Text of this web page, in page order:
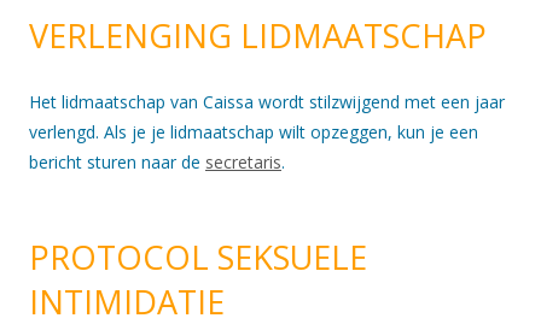
VERLENGING LIDMAATSCHAP
Het lidmaatschap van Caissa wordt stilzwijgend met een jaar
verlengd. Als je je lidmaatschap wilt opzeggen, kun je een
bericht sturen naar de secretaris.
PROTOCOL SEKSUELE
INTIMIDATIE